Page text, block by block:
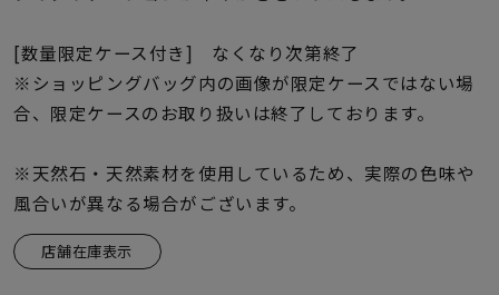
メンズ
リングサイズ
～
価格 ¥0
[数量限定ケース付き] なくなり次第終了
※ショッピングバッグ内の画像が限定ケースではない場
合、限定ケースのお取り扱いは終了しております。
※天然石・天然素材を使用しているため、実際の色味や
風合いが異なる場合がございます。
店舗在庫表示